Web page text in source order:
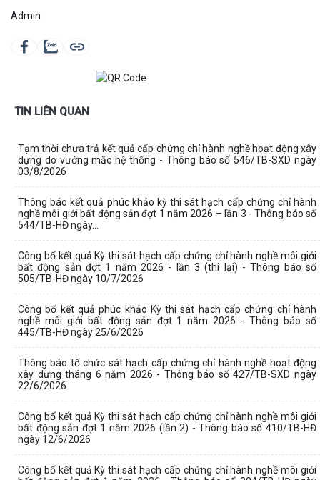
Admin
TIN LIÊN QUAN
Tạm thời chưa trả kết quả cấp chứng chỉ hành nghề hoạt động xây
dựng do vướng mắc hệ thống - Thông báo số 546/TB-SXD ngày
03/8/2026
Thông báo kết quả phúc khảo kỳ thi sát hạch cấp chứng chỉ hành
nghề môi giới bất động sản đợt 1 năm 2026 – lần 3 - Thông báo số
544/TB-HĐ ngày...
Công bố kết quả Kỳ thi sát hạch cấp chứng chỉ hành nghề môi giới
bất động sản đợt 1 năm 2026 - lần 3 (thi lại) - Thông báo số
505/TB-HĐ ngày 10/7/2026
Công bố kết quả phúc khảo Kỳ thi sát hạch cấp chứng chỉ hành
nghề môi giới bất động sản đợt 1 năm 2026 - Thông báo số
445/TB-HĐ ngày 25/6/2026
Thông báo tổ chức sát hạch cấp chứng chỉ hành nghề hoạt động
xây dựng tháng 6 năm 2026 - Thông báo số 427/TB-SXD ngày
22/6/2026
Công bố kết quả Kỳ thi sát hạch cấp chứng chỉ hành nghề môi giới
bất động sản đợt 1 năm 2026 (lần 2) - Thông báo số 410/TB-HĐ
ngày 12/6/2026
Công bố kết quả Kỳ thi sát hạch cấp chứng chỉ hành nghề môi giới